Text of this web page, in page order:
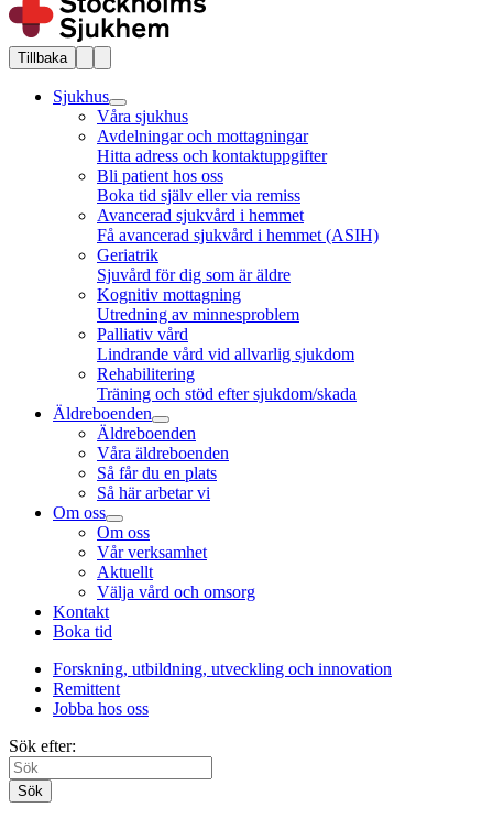
Tillbaka
Sjukhus
Våra sjukhus
Avdelningar och mottagningar
Hitta adress och kontaktuppgifter
Bli patient hos oss
Boka tid själv eller via remiss
Avancerad sjukvård i hemmet
Få avancerad sjukvård i hemmet (ASIH)
Geriatrik
Sjuvård för dig som är äldre
Kognitiv mottagning
Utredning av minnesproblem
Palliativ vård
Lindrande vård vid allvarlig sjukdom
Rehabilitering
Träning och stöd efter sjukdom/skada
Äldreboenden
Äldreboenden
Våra äldreboenden
Så får du en plats
Så här arbetar vi
Om oss
Om oss
Vår verksamhet
Aktuellt
Välja vård och omsorg
Kontakt
Boka tid
Forskning, utbildning, utveckling och innovation
Remittent
Jobba hos oss
Sök efter:
Sök